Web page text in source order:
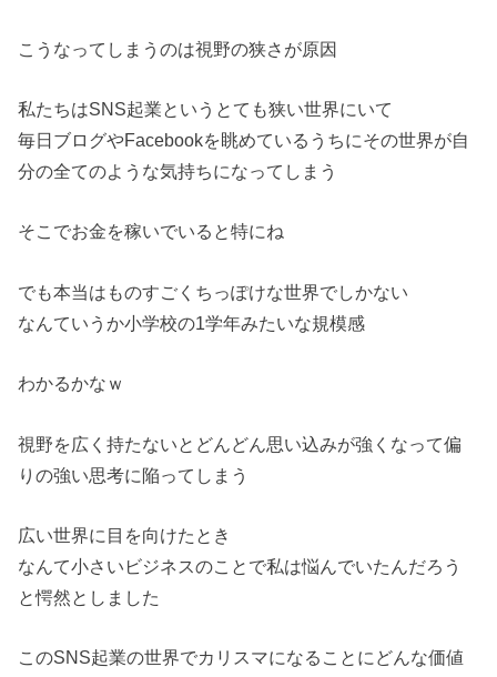
こうなってしまうのは視野の狭さが原因
私たちはSNS起業というとても狭い世界にいて
毎日ブログやFacebookを眺めているうちにその世界が自
分の全てのような気持ちになってしまう
そこでお金を稼いでいると特にね
でも本当はものすごくちっぽけな世界でしかない
なんていうか小学校の1学年みたいな規模感
わかるかなｗ
視野を広く持たないとどんどん思い込みが強くなって偏
りの強い思考に陥ってしまう
広い世界に目を向けたとき
なんて小さいビジネスのことで私は悩んでいたんだろう
と愕然としました
このSNS起業の世界でカリスマになることにどんな価値